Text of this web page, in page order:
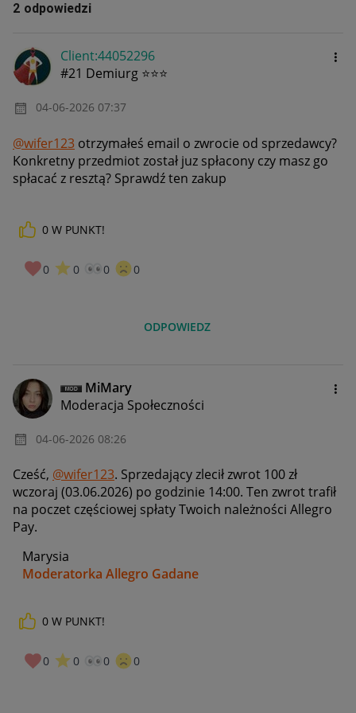
2 odpowiedzi
Client:44052296
#21 Demiurg ⭐⭐⭐
‎04-06-2026 07:37
@wifer123 otrzymałeś email o zwrocie od sprzedawcy?
Konkretny przedmiot został juz spłacony czy masz go
spłacać z resztą? Sprawdź ten zakup
0 W PUNKT!
0 0 0 0
ODPOWIEDZ
MiMary
Moderacja Społeczności
‎04-06-2026 08:26
Cześć, @wifer123. Sprzedający zlecił zwrot 100 zł
wczoraj (03.06.2026) po godzinie 14:00. Ten zwrot trafił
na poczet częściowej spłaty Twoich należności Allegro
Pay.
Marysia
Moderatorka Allegro Gadane
0 W PUNKT!
0 0 0 0